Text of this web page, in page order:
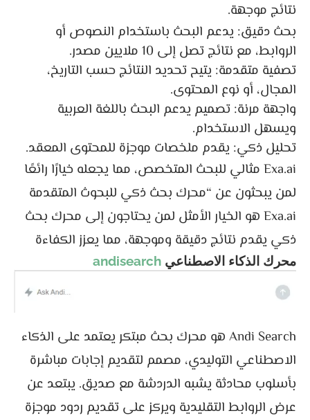
نتائج موجهة.
بحث دقيق: يدعم البحث باستخدام النصوص أو
الروابط، مع نتائج تصل إلى 10 ملايين مصدر.
تصفية متقدمة: يتيح تحديد النتائج حسب التاريخ،
المجال، أو نوع المحتوى.
واجهة مرنة: تصميم يدعم البحث باللغة العربية
ويسهل الاستخدام.
تحليل ذكي: يقدم ملخصات موجزة للمحتوى المعقد.
Exa.ai مثالي للبحث المتخصص، مما يجعله خيارًا رائعًا
لمن يبحثون عن “محرك بحث ذكي للبحوث المتقدمة
Exa.ai هو الخيار الأمثل لمن يحتاجون إلى محرك بحث
ذكي يقدم نتائج دقيقة وموجهة، مما يعزز الكفاءة
محرك الذكاء الاصطناعي andisearch
Andi Search هو محرك بحث مبتكر يعتمد على الذكاء
الاصطناعي التوليدي، مصمم لتقديم إجابات مباشرة
بأسلوب محادثة يشبه الدردشة مع صديق. يبتعد عن
عرض الروابط التقليدية ويركز على تقديم ردود موجزة